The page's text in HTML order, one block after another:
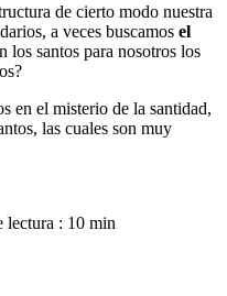
de cierto modo nuestra
a veces buscamos el
los santos para nosotros los
en el misterio de la santidad,
las cuales son muy
lectura : 10 min